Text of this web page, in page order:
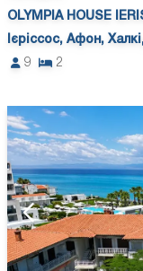
OLYMPIA HOUSE
Ієріссос, Афон,
9
2